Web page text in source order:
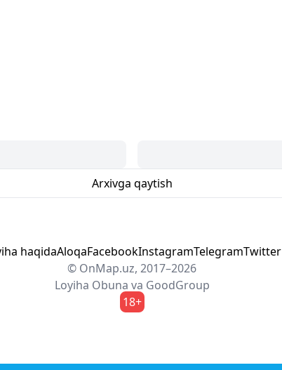
Arxivga qaytish
haqidaAloqaFacebookInstagramTelegramTwitter
© OnMap.uz, 2017–2026
Loyiha Obuna va GoodGroup
18+